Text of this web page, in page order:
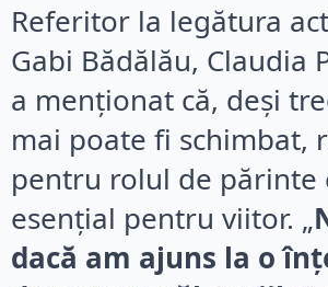
Referitor la legătura
Gabi Bădălău, Claudia
a menționat că, deși
mai poate fi schimbat,
pentru rolul de părinte
esențial pentru viitor. „
dacă am ajuns la o